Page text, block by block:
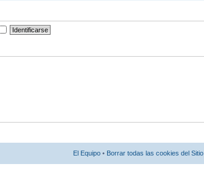
El Equipo • Borrar todas las cookies del Sitio